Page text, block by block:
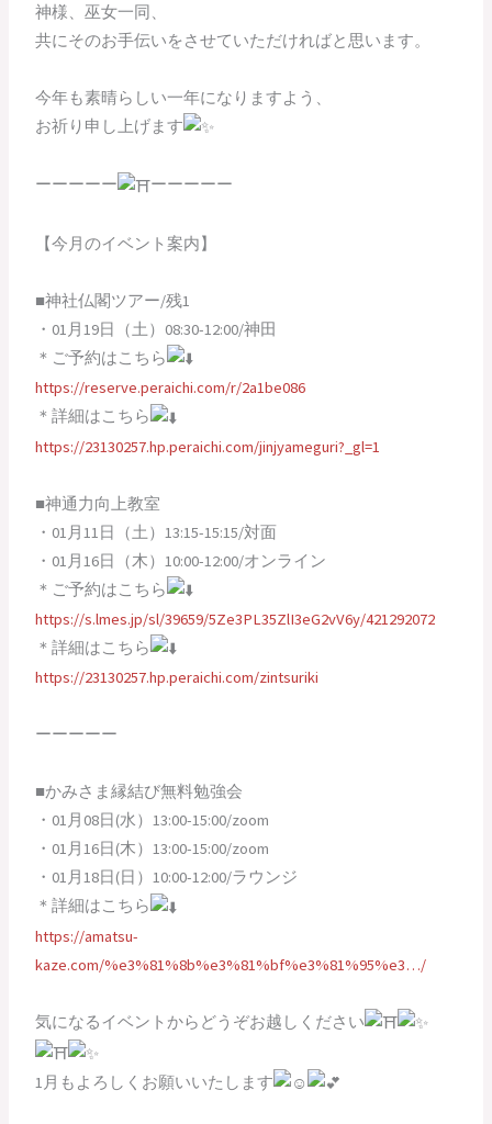
神様、巫女一同、
共にそのお手伝いをさせていただければと思います。
今年も素晴らしい一年になりますよう、
お祈り申し上げます
ーーーーー ーーーーー
【今月のイベント案内】
■神社仏閣ツアー/残1
・01月19日（土）08:30-12:00/神田
＊ご予約はこちら
https://reserve.peraichi.com/r/2a1be086
＊詳細はこちら
https://23130257.hp.peraichi.com/jinjyameguri?_gl=1
■神通力向上教室
・01月11日（土）13:15-15:15/対面
・01月16日（木）10:00-12:00/オンライン
＊ご予約はこちら
https://s.lmes.jp/sl/39659/5Ze3PL35ZlI3eG2vV6y/421292072
＊詳細はこちら
https://23130257.hp.peraichi.com/zintsuriki
ーーーーー
■かみさま縁結び無料勉強会
・01月08日(水）13:00-15:00/zoom
・01月16日(木）13:00-15:00/zoom
・01月18日(日）10:00-12:00/ラウンジ
＊詳細はこちら
https://amatsu-
kaze.com/%e3%81%8b%e3%81%bf%e3%81%95%e3…/
気になるイベントからどうぞお越しください
1月もよろしくお願いいたします